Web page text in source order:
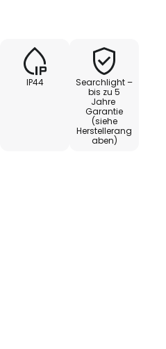
IP44
Searchlight –
bis zu 5
Jahre
Garantie
(siehe
Herstellerang
aben)